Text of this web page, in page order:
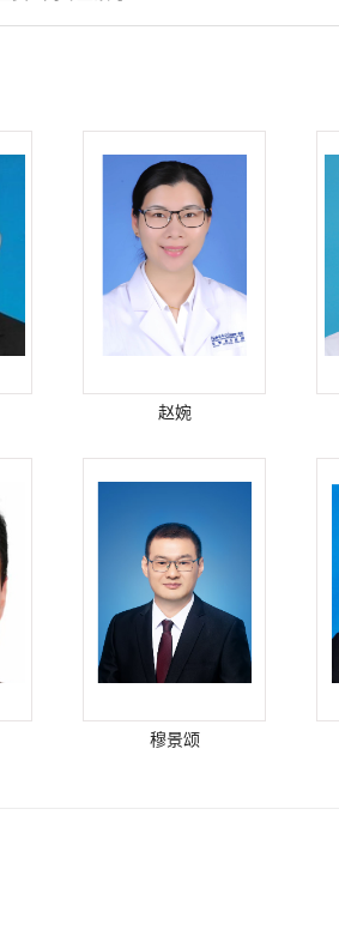
赵婉
穆景颂